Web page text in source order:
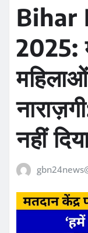
Bihar
2025:
नहीं